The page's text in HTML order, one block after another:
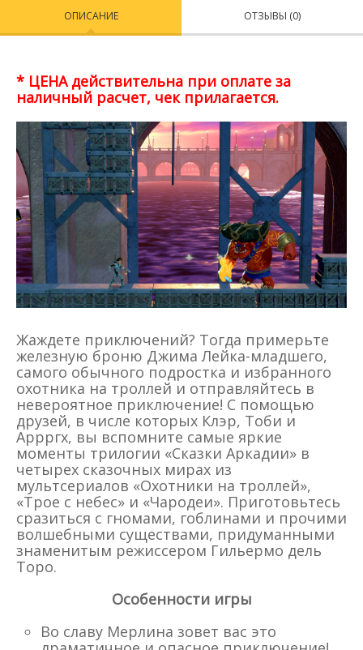
ОПИСАНИЕ ОТЗЫВЫ (0)
* ЦЕНА действительна при оплате за
наличный расчет, чек прилагается.
Жаждете приключений? Тогда примерьте
железную броню Джима Лейка-младшего,
самого обычного подростка и избранного
охотника на троллей и отправляйтесь в
невероятное приключение! С помощью
друзей, в числе которых Клэр, Тоби и
Аррргх, вы вспомните самые яркие
моменты трилогии «Сказки Аркадии» в
четырех сказочных мирах из
мультсериалов «Охотники на троллей»,
«Трое с небес» и «Чародеи». Приготовьтесь
сразиться с гномами, гоблинами и прочими
волшебными существами, придуманными
знаменитым режиссером Гильермо дель
Торо.
Особенности игры
Во славу Мерлина зовет вас это